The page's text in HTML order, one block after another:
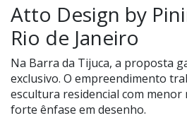
Atto Design by
Rio de Janeiro
Na Barra da Tijuca, a proposta
exclusivo. O empreendimento
escultura residencial com menor
forte ênfase em desenho.